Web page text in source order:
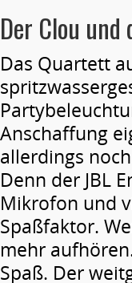
Der Clou und
Das Quartett
Anschaffung
allerdings
Denn der JBL
Mikrofon und
Spaßfaktor.
mehr
Spaß. Der